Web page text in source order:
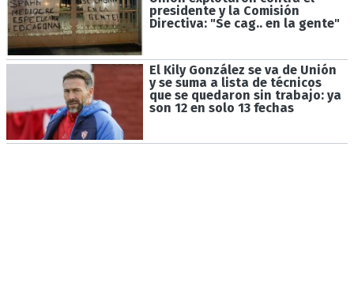
presidente y la Comisión
Directiva: "Se cag.. en la gente"
El Kily González se va de Unión
y se suma a lista de técnicos
que se quedaron sin trabajo: ya
son 12 en solo 13 fechas